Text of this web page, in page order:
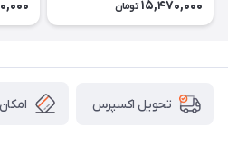
DESERT FLOWER
15,470,000 تومان
تحویل اکسپرس